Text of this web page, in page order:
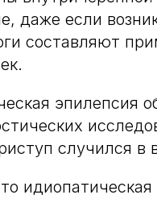
даже если
составляют
эпилепсия
случился в